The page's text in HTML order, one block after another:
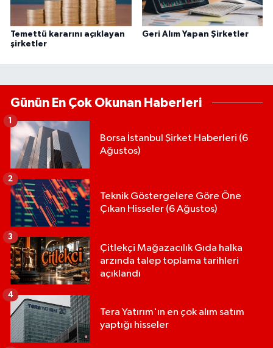
Temettü kararını açıklayan
şirketler
Geri Alım Yapan Şirketler
Günün En Çok Okunan Haberleri
Borsa İstanbul Şirket Haberleri (6
Ağustos)
1
Teknik Göstergelere Göre Öne
Çıkan Hisseler (6 Ağustos)
2
Çitlekçi Mağazacılık Gıda halka
arzında talep toplama tarihleri
açıklandı
3
Tera Yatırım'ın en çok alım satım
yaptığı hisseler
4